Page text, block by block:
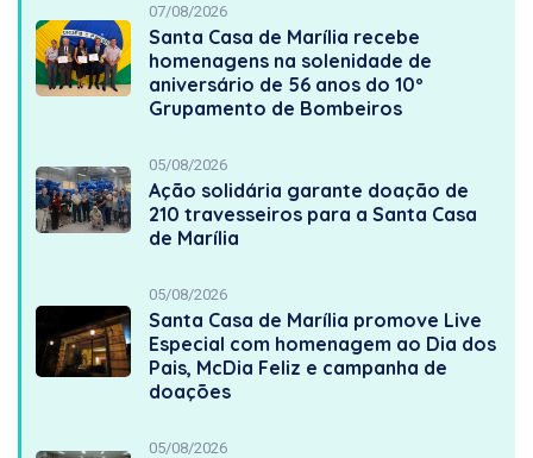
07/08/2026
Santa Casa de Marília recebe
homenagens na solenidade de
aniversário de 56 anos do 10º
Grupamento de Bombeiros
05/08/2026
Ação solidária garante doação de
210 travesseiros para a Santa Casa
de Marília
05/08/2026
Santa Casa de Marília promove Live
Especial com homenagem ao Dia dos
Pais, McDia Feliz e campanha de
doações
05/08/2026